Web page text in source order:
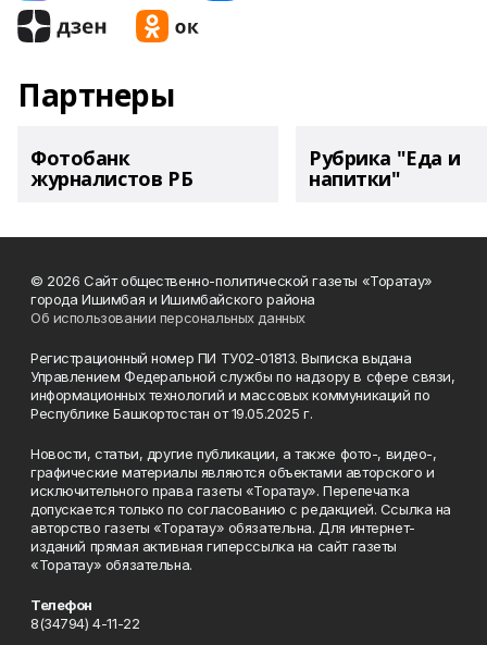
Партнеры
Фотобанк
журналистов РБ
Рубрика "Еда и
напитки"
© 2026 Сайт общественно-политической газеты «Торатау»
города Ишимбая и Ишимбайского района
Об использовании персональных данных
Регистрационный номер ПИ ТУ02-01813. Выписка выдана
Управлением Федеральной службы по надзору в сфере связи,
информационных технологий и массовых коммуникаций по
Республике Башкортостан от 19.05.2025 г.
Новости, статьи, другие публикации, а также фото-, видео-,
графические материалы являются объектами авторского и
исключительного права газеты «Торатау». Перепечатка
допускается только по согласованию с редакцией. Ссылка на
авторство газеты «Торатау» обязательна. Для интернет-
изданий прямая активная гиперссылка на сайт газеты
«Торатау» обязательна.
Телефон
8(34794) 4-11-22